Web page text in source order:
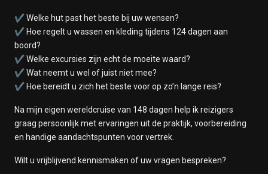
✔ Welke hut past het beste bij uw wensen?
✔ Hoe regelt u wassen en kleding tijdens 124 dagen aan
boord?
✔ Welke excursies zijn echt de moeite waard?
✔ Wat neemt u wel of juist niet mee?
✔ Hoe bereidt u zich het beste voor op zo’n lange reis?
Na mijn eigen wereldcruise van 148 dagen help ik reizigers
graag persoonlijk met ervaringen uit de praktijk, voorbereiding
en handige aandachtspunten voor vertrek.
Wilt u vrijblijvend kennismaken of uw vragen bespreken?